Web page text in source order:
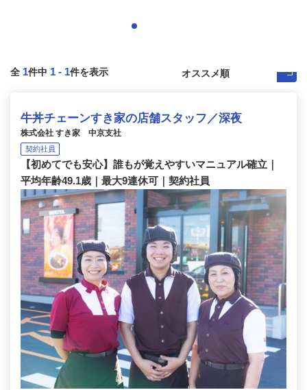
全 1件中 1 - 1件を表示
牛丼チェーンすき家の店舗スタッフ／深夜
株式会社 すき家 中京支社
契約社員
【初めてでも安心】誰もが覚えやすいマニュアル確立｜
平均年齢49.1歳｜最大9連休可｜契約社員